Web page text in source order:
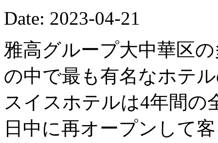
Date: 2023-04-21
雅高グループ大中華区
の中で最も有名なホテ
スイスホテルは4年間の
日中に再オープンして